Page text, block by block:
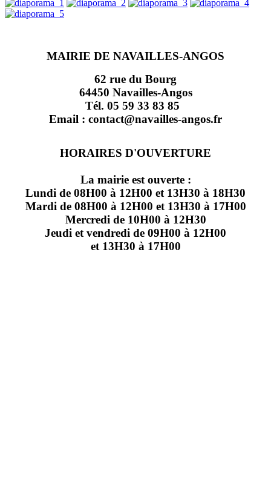
MAIRIE DE NAVAILLES-ANGOS
62 rue du Bourg
64450 Navailles-Angos
Tél. 05 59 33 83 85
Email : contact@navailles-angos.fr
HORAIRES D'OUVERTURE
La mairie est ouverte :
Lundi de 08H00 à 12H00 et 13H30 à 18H30
Mardi de 08H00 à 12H00 et 13H30 à 17H00
Mercredi de 10H00 à 12H30
Jeudi et vendredi de 09H00 à 12H00
et 13H30 à 17H00